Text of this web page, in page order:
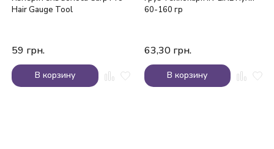
Hair Gauge Tool
59 грн.
В корзину
60-160 гр
63,30 грн.
В корзину